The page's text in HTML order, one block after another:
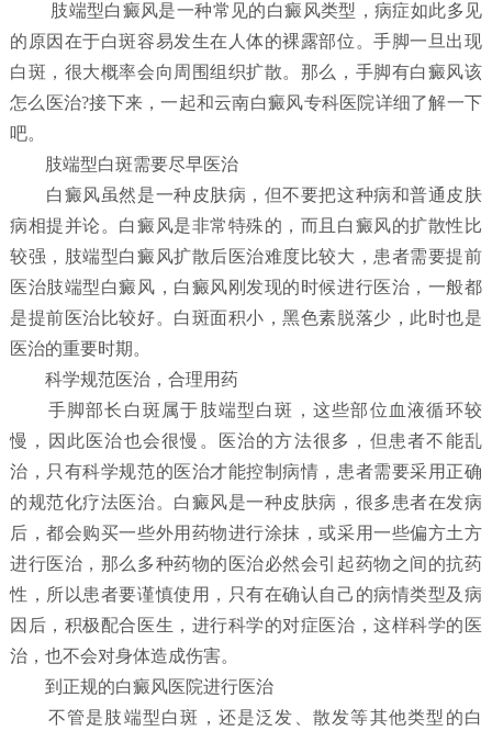
肢端型白癜风是一种常见的白癜风类型，病症如此多见
的原因在于白斑容易发生在人体的裸露部位。手脚一旦出现
白斑，很大概率会向周围组织扩散。那么，手脚有白癜风该
怎么医治?接下来，一起和云南白癜风专科医院详细了解一下
吧。
肢端型白斑需要尽早医治
白癜风虽然是一种皮肤病，但不要把这种病和普通皮肤
病相提并论。白癜风是非常特殊的，而且白癜风的扩散性比
较强，肢端型白癜风扩散后医治难度比较大，患者需要提前
医治肢端型白癜风，白癜风刚发现的时候进行医治，一般都
是提前医治比较好。白斑面积小，黑色素脱落少，此时也是
医治的重要时期。
科学规范医治，合理用药
手脚部长白斑属于肢端型白斑，这些部位血液循环较
慢，因此医治也会很慢。医治的方法很多，但患者不能乱
治，只有科学规范的医治才能控制病情，患者需要采用正确
的规范化疗法医治。白癜风是一种皮肤病，很多患者在发病
后，都会购买一些外用药物进行涂抹，或采用一些偏方土方
进行医治，那么多种药物的医治必然会引起药物之间的抗药
性，所以患者要谨慎使用，只有在确认自己的病情类型及病
因后，积极配合医生，进行科学的对症医治，这样科学的医
治，也不会对身体造成伤害。
到正规的白癜风医院进行医治
不管是肢端型白斑，还是泛发、散发等其他类型的白